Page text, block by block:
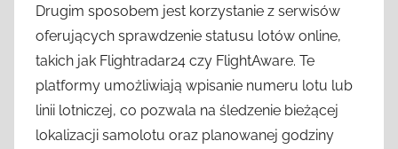
Drugim sposobem jest korzystanie z serwisów
oferujących sprawdzenie statusu lotów online,
takich jak Flightradar24 czy FlightAware. Te
platformy umożliwiają wpisanie numeru lotu lub
linii lotniczej, co pozwala na śledzenie bieżącej
lokalizacji samolotu oraz planowanej godziny